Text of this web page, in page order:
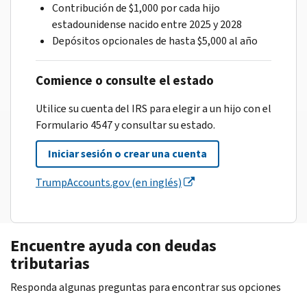
Contribución de $1,000 por cada hijo
estadounidense nacido entre 2025 y 2028
Depósitos opcionales de hasta $5,000 al año
Comience o consulte el estado
Utilice su cuenta del IRS para elegir a un hijo con el
Formulario 4547 y consultar su estado.
Iniciar sesión o crear una cuenta
TrumpAccounts.gov (en inglés)
Encuentre ayuda con deudas
tributarias
Responda algunas preguntas para encontrar sus opciones